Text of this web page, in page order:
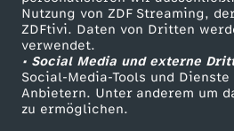
Nutzung von ZDF Streaming,
ZDFtivi. Daten von Dritten
verwendet.
• Social Media und externe
Social-Media-Tools und Dienste
Anbietern. Unter anderem um
zu ermöglichen.
o
ü
b
ZDF Unternehmen
Karriere